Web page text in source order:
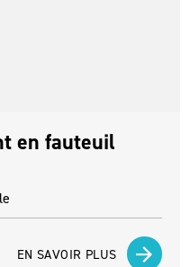
en fauteuil
EN SAVOIR PLUS